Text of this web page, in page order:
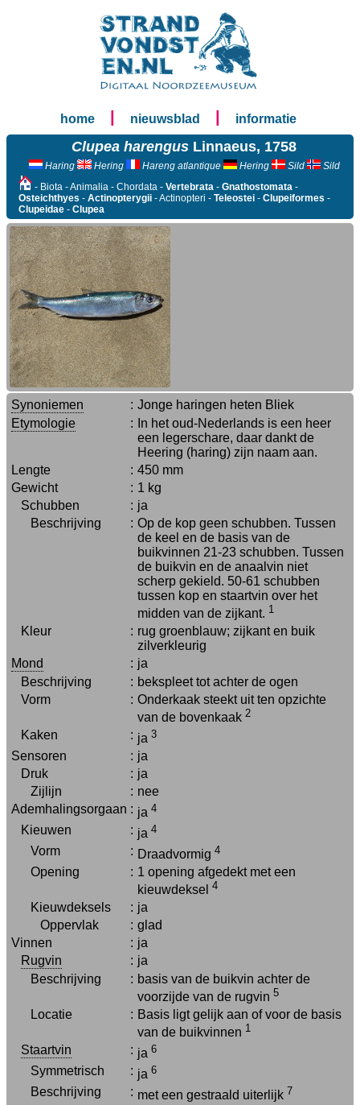
home nieuwsblad informatie
Clupea harengus Linnaeus, 1758
Haring Hering Hareng atlantique Hering Sild
Sild
- Biota - Animalia - Chordata - Vertebrata - Gnathostomata -
Osteichthyes - Actinopterygii - Actinopteri - Teleostei - Clupeiformes -
Clupeidae - Clupea
Synoniemen : Jonge haringen heten Bliek
Etymologie
:
In het oud-Nederlands is een heer
een legerschare, daar dankt de
Heering (haring) zijn naam aan.
Lengte
: 450 mm
Gewicht
: 1 kg
Schubben
: ja
Beschrijving
: Op de kop geen schubben. Tussen
de keel en de basis van de
buikvinnen 21-23 schubben. Tussen
de buikvin en de anaalvin niet
scherp gekield. 50-61 schubben
tussen kop en staartvin over het
midden van de zijkant. 1
Kleur : rug groenblauw; zijkant en buik
zilverkleurig
Mond
: ja
Beschrijving
: bekspleet tot achter de ogen
Vorm
: Onderkaak steekt uit ten opzichte
van de bovenkaak 2
Kaken : ja 3
Sensoren : ja
Druk
: ja
Zijlijn
: nee
Ademhalingsorgaan : ja 4
Kieuwen : ja 4
Vorm : Draadvormig 4
Opening : 1 opening afgedekt met een
kieuwdeksel 4
Kieuwdeksels : ja
Oppervlak
: glad
Vinnen
: ja
Rugvin
: ja
Beschrijving
: basis van de buikvin achter de
voorzijde van de rugvin 5
Locatie : Basis ligt gelijk aan of voor de basis
van de buikvinnen 1
Staartvin : ja 6
Symmetrisch : ja 6
Beschrijving : met een gestraald uiterlijk 7